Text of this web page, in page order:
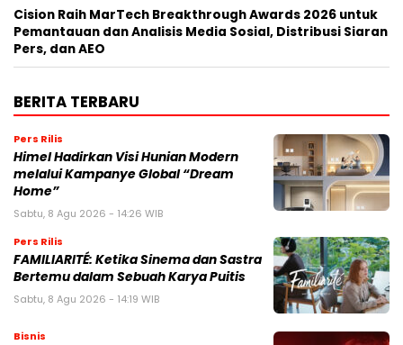
Cision Raih MarTech Breakthrough Awards 2026 untuk
Pemantauan dan Analisis Media Sosial, Distribusi Siaran
Pers, dan AEO
BERITA TERBARU
Pers Rilis
Himel Hadirkan Visi Hunian Modern
melalui Kampanye Global “Dream
Home”
Sabtu, 8 Agu 2026 - 14:26 WIB
Pers Rilis
FAMILIARITÉ: Ketika Sinema dan Sastra
Bertemu dalam Sebuah Karya Puitis
Sabtu, 8 Agu 2026 - 14:19 WIB
Bisnis